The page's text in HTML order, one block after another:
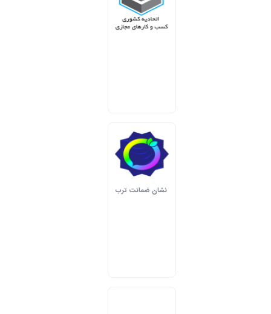
نشان ضمانت ترب